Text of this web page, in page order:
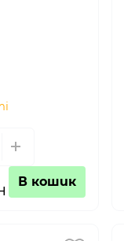
В кошик